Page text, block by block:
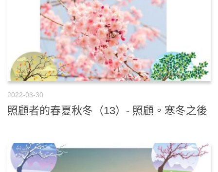
2022-03-30
照顧者的春夏秋冬（13）- 照顧。寒冬之後